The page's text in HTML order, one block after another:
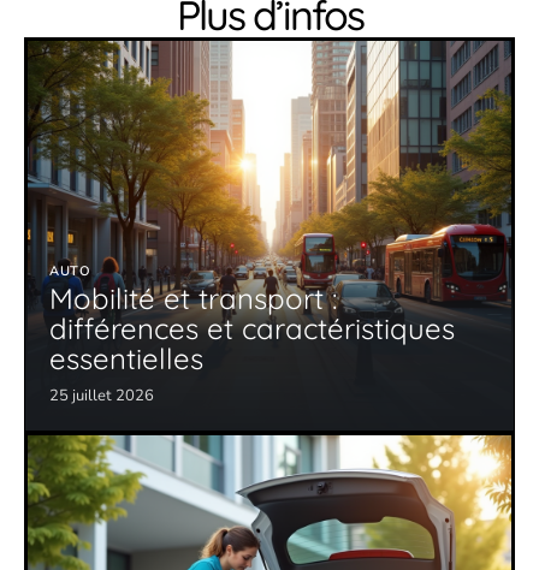
Plus d’infos
AUTO
Mobilité et transport :
différences et caractéristiques
essentielles
25 juillet 2026